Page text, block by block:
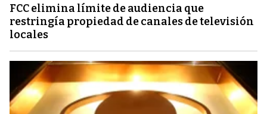
FCC elimina límite de audiencia que
restringía propiedad de canales de televisión
locales